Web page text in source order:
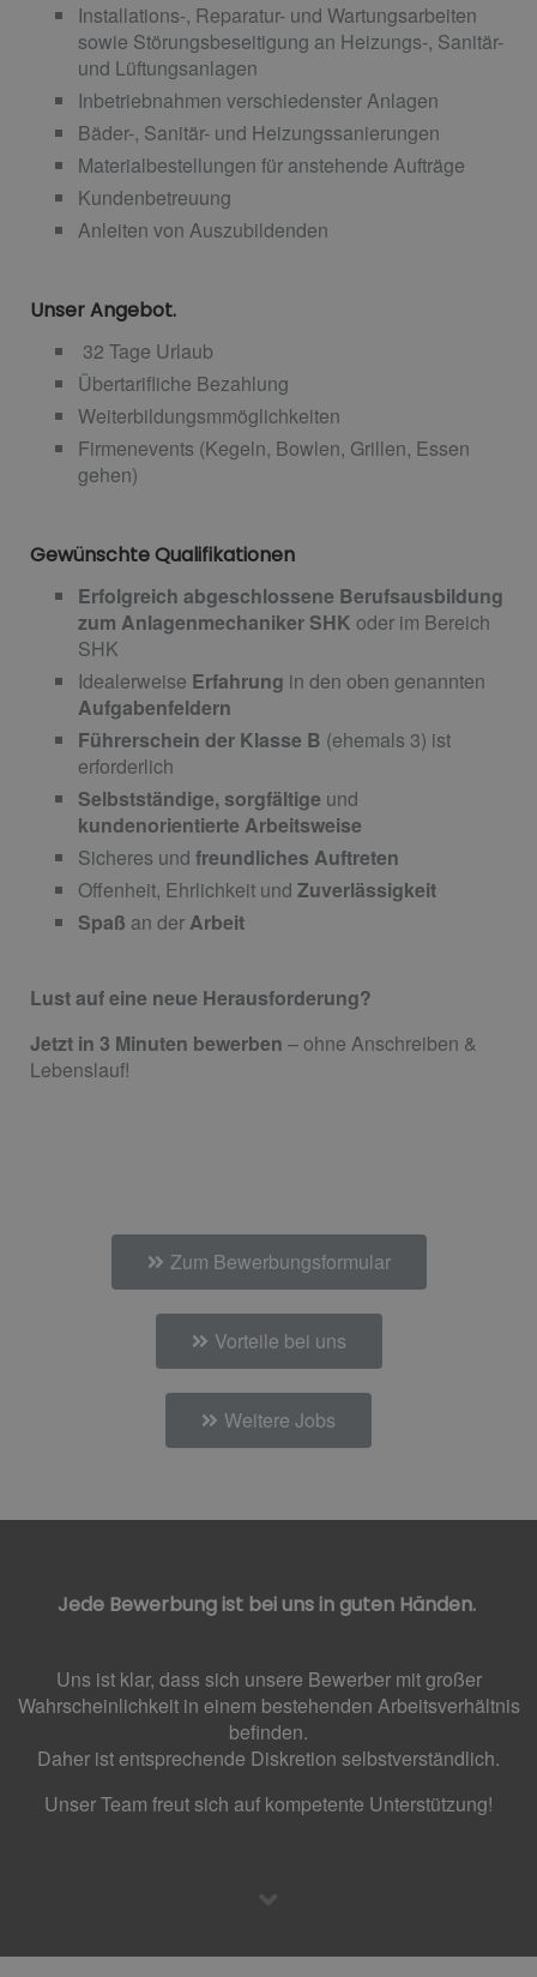
Installations-, Reparatur- und Wartungsarbeiten
sowie Störungsbeseitigung an Heizungs-, Sanitär-
und Lüftungsanlagen
Inbetriebnahmen verschiedenster Anlagen
Bäder-, Sanitär- und Heizungssanierungen
Materialbestellungen für anstehende Aufträge
Kundenbetreuung
Anleiten von Auszubildenden
Unser Angebot.
32 Tage Urlaub
Übertarifliche Bezahlung
Weiterbildungsmmöglichkeiten
Firmenevents (Kegeln, Bowlen, Grillen, Essen
gehen)
Gewünschte Qualifikationen
Erfolgreich abgeschlossene Berufsausbildung
zum Anlagenmechaniker SHK oder im Bereich
SHK
Idealerweise Erfahrung in den oben genannten
Aufgabenfeldern
Führerschein der Klasse B (ehemals 3) ist
erforderlich
Selbstständige, sorgfältige und
kundenorientierte Arbeitsweise
Sicheres und freundliches Auftreten
Offenheit, Ehrlichkeit und Zuverlässigkeit
Spaß an derArbeit
Lust auf eine neue Herausforderung?
Jetzt in 3 Minuten bewerben ­– ohne Anschreiben &
Lebenslauf!
Zum Bewerbungsformular
Vorteile bei uns
Weitere Jobs
Jede Bewerbung ist bei uns in guten Händen.
Uns ist klar, dass sich unsere Bewerber mit großer
Wahrscheinlichkeit in einem bestehenden Arbeitsverhältnis
befinden.
Daher ist entsprechende Diskretion selbstverständlich.
Unser Team freut sich auf kompetente Unterstützung!